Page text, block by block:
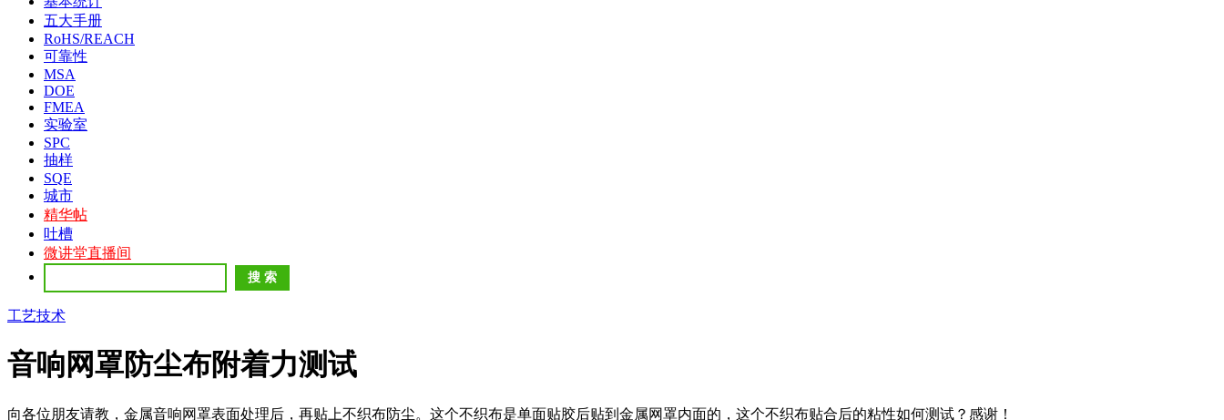
五大手册
RoHS/REACH
可靠性
MSA
DOE
FMEA
实验室
SPC
抽样
SQE
城市
精华帖
吐槽
微讲堂直播间
工艺技术
音响网罩防尘布附着力测试
向各位朋友请教，金属音响网罩表面处理后，再贴上不织布防尘。这个不织布是单面贴胶后贴到金属网罩内面的，这个不织布贴合后的粘性如何测试？感谢！